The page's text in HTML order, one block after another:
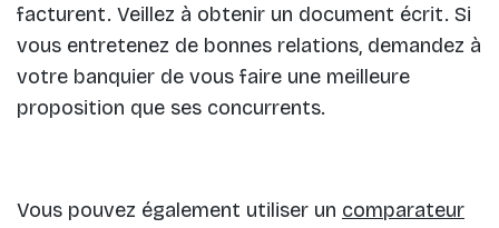
facturent. Veillez à obtenir un document écrit. Si
vous entretenez de bonnes relations, demandez à
votre banquier de vous faire une meilleure
proposition que ses concurrents.
Vous pouvez également utiliser un comparateur